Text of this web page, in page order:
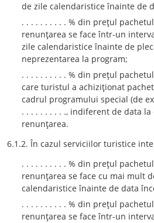
de zile calendaristice înainte de
. . . . . . . . . . % din preţul
renunţarea se face într-un
zile calendaristice înainte de
neprezentarea la program;
. . . . . . . . . . % din preţul
care turistul a achiziţionat
cadrul programului special (de
. . . . . . . . . ., indiferent de data
renunţarea.
6.1.2. În cazul serviciilor turistice
. . . . . . . . . . % din preţul
renunţarea se face cu mai mult
calendaristice înainte de data
. . . . . . . . . . % din preţul
renunţarea se face într-un